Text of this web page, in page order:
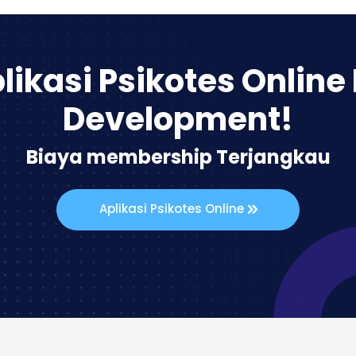
Psikotes Online
Development!
Biaya membership Terjangkau
Aplikasi Psikotes Online